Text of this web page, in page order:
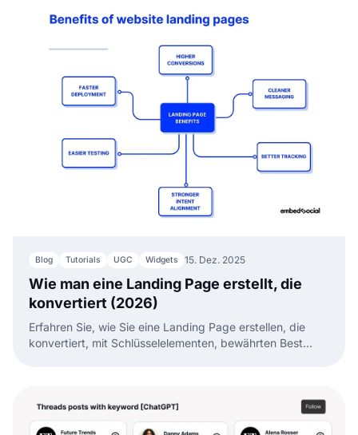
Blog Tutorials UGC Widgets 15. Dez. 2025
Wie man eine Landing Page erstellt, die
konvertiert (2026)
Erfahren Sie, wie Sie eine Landing Page erstellen, die
konvertiert, mit Schlüsselelementen, bewährten Best